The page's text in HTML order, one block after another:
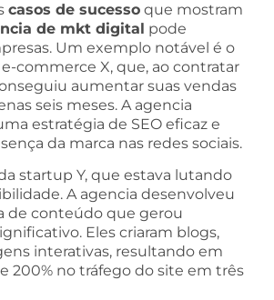
casos de sucesso que mostram
de mkt digital pode
Um exemplo notável é o
commerce X, que, ao contratar
aumentar suas vendas
seis meses. A agencia
estratégia de SEO eficaz e
da marca nas redes sociais.
startup Y, que estava lutando
A agencia desenvolveu
de conteúdo que gerou
Eles criaram blogs,
interativas, resultando em
200% no tráfego do site em três